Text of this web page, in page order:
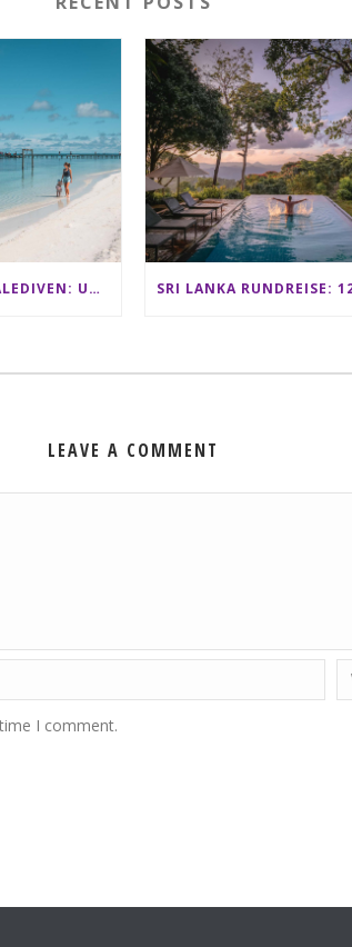
CLUB MED KANI MALEDIVEN: UNSERE ERFAHRUNGEN IM ALL-INCLUSIVE PARADIES
LEAVE A COMMENT
I comment.